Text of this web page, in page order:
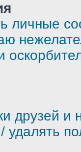
личные
друзей и
удалять